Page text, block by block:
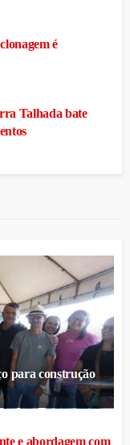
é
Talhada bate
para construção
e abordagem com